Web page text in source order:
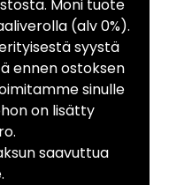
Moni tuote
(alv 0%).
syystä
ennen ostoksen
sinulle
on lisätty
saavuttua